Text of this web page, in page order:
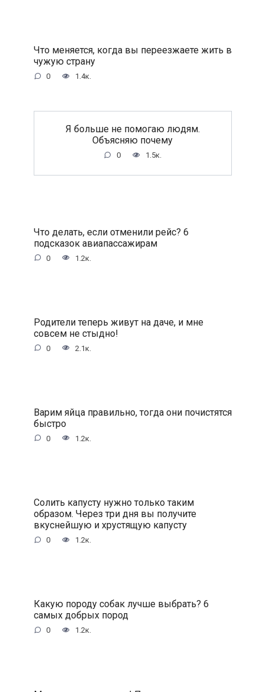
Что меняется, когда вы переезжаете жить в
чужую страну
0 1.4к.
Я больше не помогаю людям.
Объясняю почему
0 1.5к.
Что делать, если отменили рейс? 6
подсказок авиапассажирам
0 1.2к.
Родители теперь живут на даче, и мне
совсем не стыдно!
0 2.1к.
Варим яйца правильно, тогда они почистятся
быстро
0 1.2к.
Солить капусту нужно только таким
образом. Через три дня вы получите
вкуснейшую и хрустящую капусту
0 1.2к.
Какую породу собак лучше выбрать? 6
самых добрых пород
0 1.2к.